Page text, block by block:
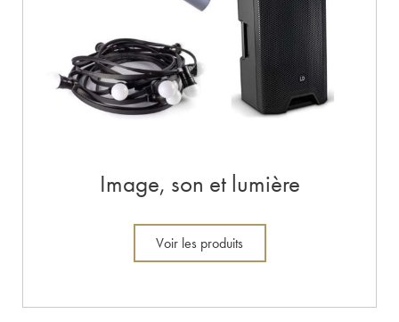
Image, son et lumière
Voir les produits